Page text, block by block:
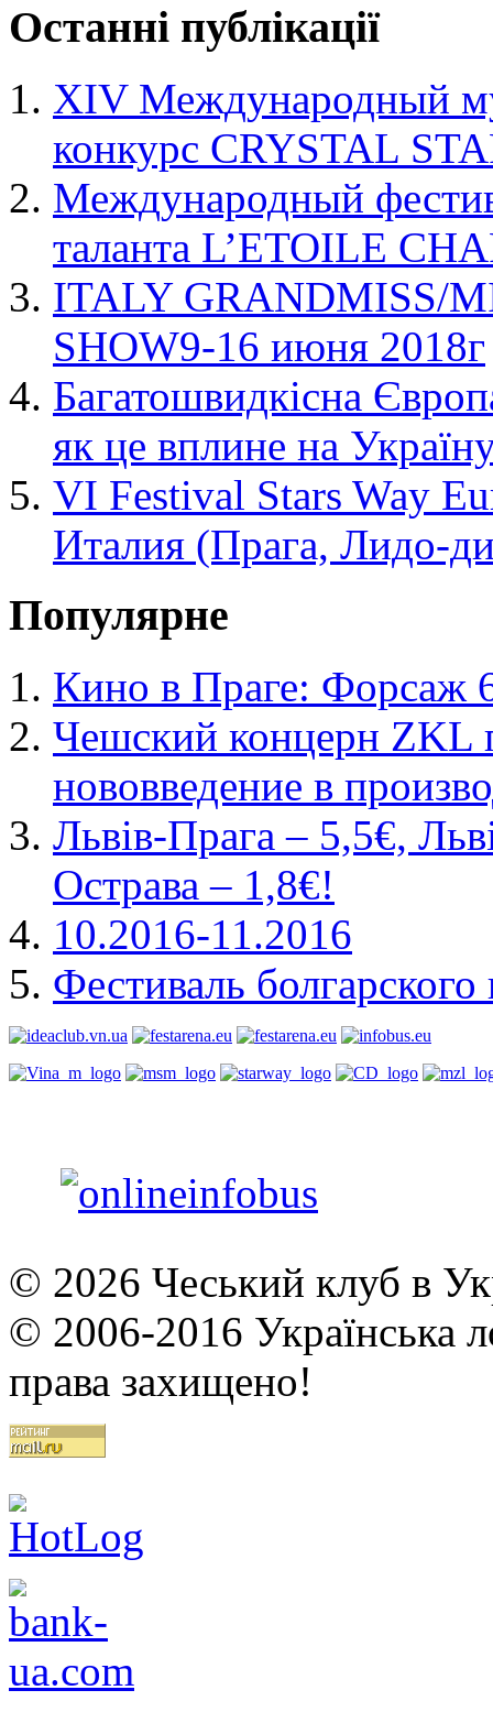
Останні публікації
XIV Международный
конкурс CRYSTAL
Международный
таланта L’ETOILE
ITALY GRANDMISS/
SHOW9-16 июня 2018г
Багатошвидкісна
як це вплине на
VI Festival Stars Way
Италия (Прага, Лидо-
Популярне
Кино в Праге: Форсаж
Чешский концерн ZKL
нововведение в
Львів-Прага – 5,5€,
Острава – 1,8€!
10.2016-11.2016
Фестиваль
© 2026 Чеський клуб в
© 2006-2016 Українська
права захищено!